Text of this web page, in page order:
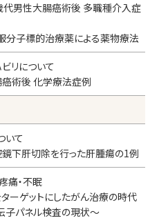
代男性大腸癌術後 多職種介入症
分子標的治療薬による薬物療法
リについて
癌術後 化学療法症例
いて
鏡下肝切除を行った肝腫瘍の1例
痛・不眠
ーゲットにしたがん治療の時代
子パネル検査の現状～